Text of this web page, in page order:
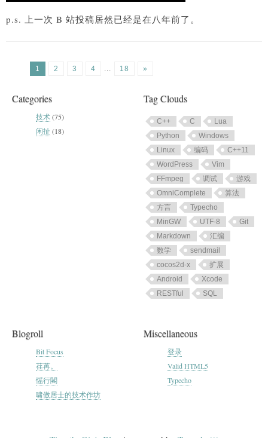
p.s. 上一次 B 站投稿居然已经是在八年前了。
1 2 3 4 ... 18 »
Categories
技术(75)
闲扯 (18)
Tag Clouds
C++ C
Lua
Python
Windows
Linux
编码
C++11
WordPress
Vim
FFmpeg
调试
游戏
OmniComplete
算法
方言
Typecho
MinGW
UTF-8
Git
Markdown
汇编
数学
sendmail
cocos2d-x
扩展
Android
Xcode
RESTful
SQL
Blogroll
Bit Focus
荏苒。
愮行閣
啸傲居士的技术作坊
Miscellaneous
登录
Valid HTML5
Typecho